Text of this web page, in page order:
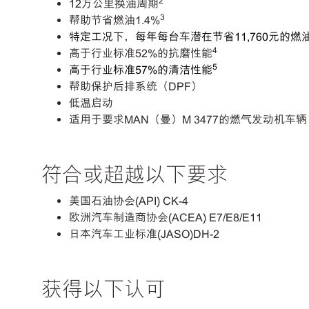
12万公里换油周期
帮助节省燃油1.4%3
特定工况下，每年每台车潜在节省11,760元的燃
高于行业标准52%的抗磨性能4
高于行业标准57%的清洁性能5
帮助保护后排系统（DPF）
低温启动
适用于要求MAN（曼）M 3477的燃气发动机车辆
符合或超越以下要求
美国石油协会(API) CK-4
欧洲汽车制造商协会(ACEA) E7/E8/E11
日本汽车工业标准(JASO)DH-2
获得以下认可